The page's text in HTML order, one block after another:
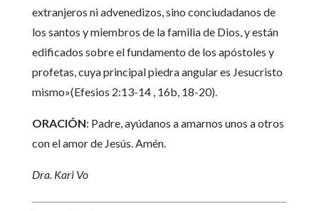
extranjeros ni advenedizos, sino conciudadanos de
los santos y miembros de la familia de Dios, y están
edificados sobre el fundamento de los apóstoles y
profetas, cuya principal piedra angular es Jesucristo
mismo»(Efesios 2:13-14 , 16b, 18-20).
ORACIÓN: Padre, ayúdanos a amarnos unos a otros
con el amor de Jesús. Amén.
Dra. Kari Vo